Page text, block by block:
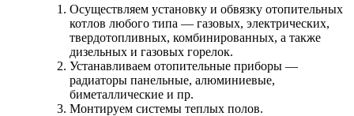
Осуществляем установку и обвязку отопительных
котлов любого типа — газовых, электрических,
твердотопливных, комбинированных, а также
дизельных и газовых горелок.
Устанавливаем отопительные приборы —
радиаторы панельные, алюминиевые,
биметаллические и пр.
Монтируем системы теплых полов.